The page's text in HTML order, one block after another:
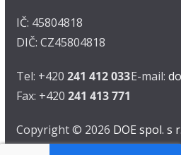
IČ: 45804818
DIČ: CZ45804818
Tel: +420 241 412 033
Fax: +420 241 413 771
E-mail:
Copyright © 2026 DOE spol. s